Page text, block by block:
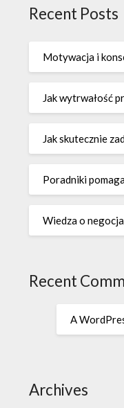
Recent Posts
Motywacja i
Jak wytrwałość
Jak skutecznie
Poradniki
Wiedza o
Recent
A
Archives